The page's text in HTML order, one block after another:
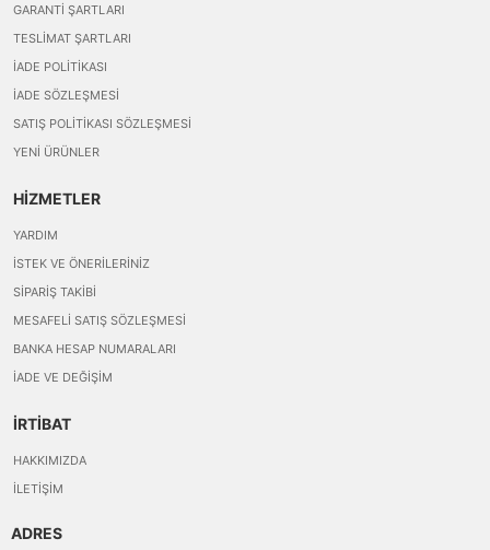
GARANTI ŞARTLARI
TESLIMAT ŞARTLARI
İADE POLITIKASI
İADE SÖZLEŞMESI
SATIŞ POLITIKASI SÖZLEŞMESI
YENI ÜRÜNLER
HİZMETLER
YARDIM
İSTEK VE ÖNERILERINIZ
SIPARIŞ TAKIBI
MESAFELI SATIŞ SÖZLEŞMESI
BANKA HESAP NUMARALARI
İADE VE DEĞIŞIM
İRTİBAT
HAKKIMIZDA
İLETIŞIM
ADRES